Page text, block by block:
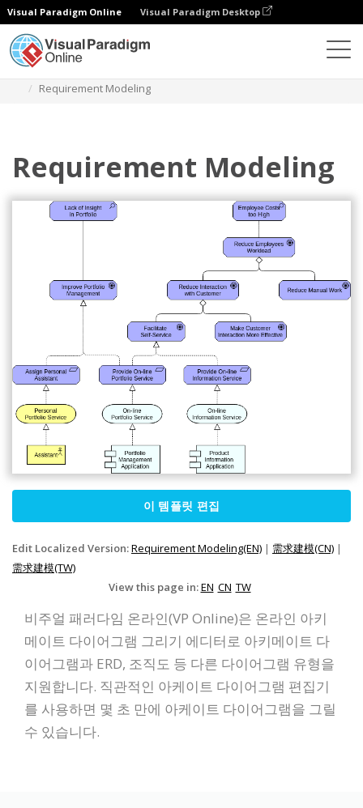
Visual Paradigm Online Visual Paradigm Desktop
Requirement Modeling
Requirement Modeling
이 템플릿 편집
Edit Localized Version:Requirement Modeling(EN) | 需求建模(CN) |
需求建模(TW)
View this page in:EN CN TW
비주얼 패러다임 온라인(VP Online)은 온라인 아키
메이트 다이어그램 그리기 에디터로 아키메이트 다
이어그램과 ERD, 조직도 등 다른 다이어그램 유형을
지원합니다. 직관적인 아케이트 다이어그램 편집기
를 사용하면 몇 초 만에 아케이트 다이어그램을 그릴
수 있습니다.